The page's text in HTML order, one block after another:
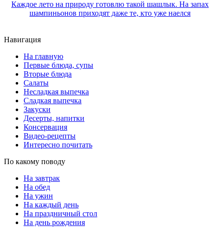
Каждое лето на природу готовлю такой шашлык. На запах
шампиньонов приходят даже те, кто уже наелся
Навигация
На главную
Первые блюда, супы
Вторые блюда
Салаты
Несладкая выпечка
Сладкая выпечка
Закуски
Десерты, напитки
Консервация
Видео-рецепты
Интересно почитать
По какому поводу
На завтрак
На обед
На ужин
На каждый день
На праздничный стол
На день рождения